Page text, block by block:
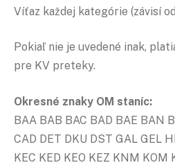
Víťaz každej kategórie (závisí
Pokiaľ nie je uvedené inak,
pre KV preteky.
Okresné znaky OM staníc:
BAA BAB BAC BAD BAE BAN
CAD DET DKU DST GAL GEL
KEC KED KEO KEZ KNM KOM